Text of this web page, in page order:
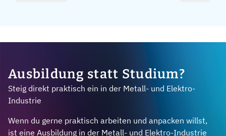
Ausbildung statt Studium?
Steig direkt praktisch ein in der Metall- und Elektro-
Industrie
Wenn du gerne praktisch arbeiten und anpacken willst,
ist eine Ausbildung in der Metall- und Elektro-Industrie